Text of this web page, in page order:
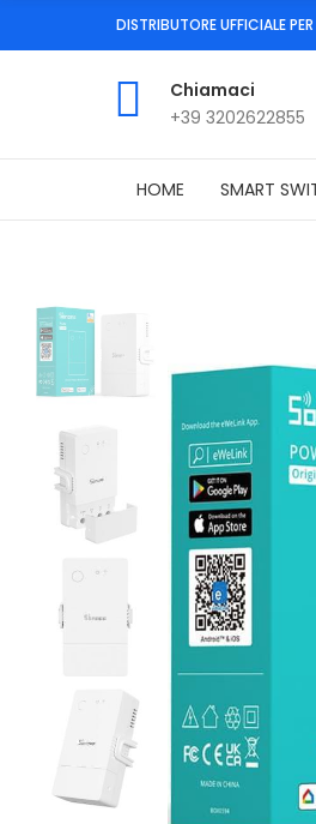
DISTRIBUTORE UFFICIALE
Chiamaci
+39 3202622855
HOME SMART